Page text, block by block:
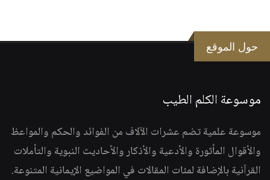
حول الموقع
موسوعة الكلم الطيب
موسوعة علمية تضم عشرات الآلاف من الفوائد والحكم والمواعظ
والأقوال المأثورة والأدعية والأذكار والأحاديث النبوية والتأملات
القرآنية بالإضافة لمئات المقالات في المواضيع الإيمانية المتنوعة.